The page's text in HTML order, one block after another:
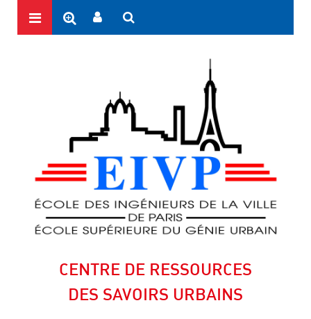
CENTRE DE RESSOURCES
DES SAVOIRS URBAINS